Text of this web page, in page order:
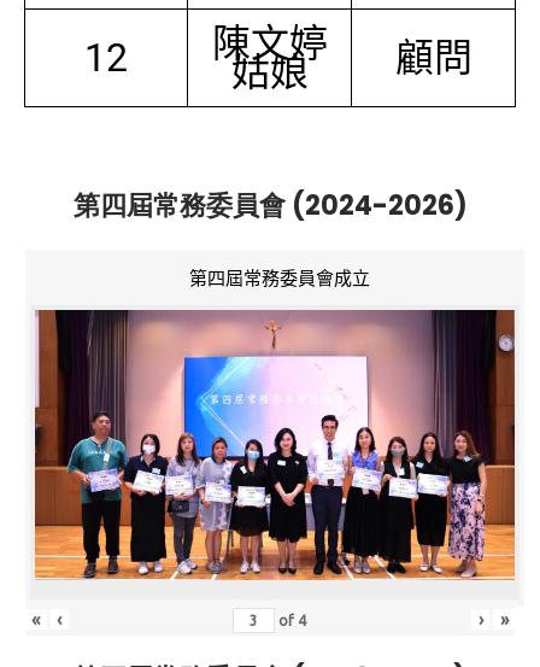
12 陳文婷
姑娘 顧問
第四屆常務委員會 (2024-2026)
第四屆常務委員會成立
« ‹ of 4 › »